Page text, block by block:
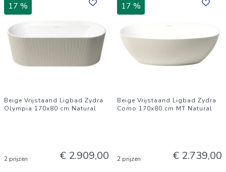
17 %
Beige Vrijstaand Ligbad Zydra
Olympia 170x80 cm Natural
2 prijzen € 2.909,00
17 %
Beige Vrijstaand Ligbad Zydra
Como 170x80 cm MT Natural
2 prijzen € 2.739,00